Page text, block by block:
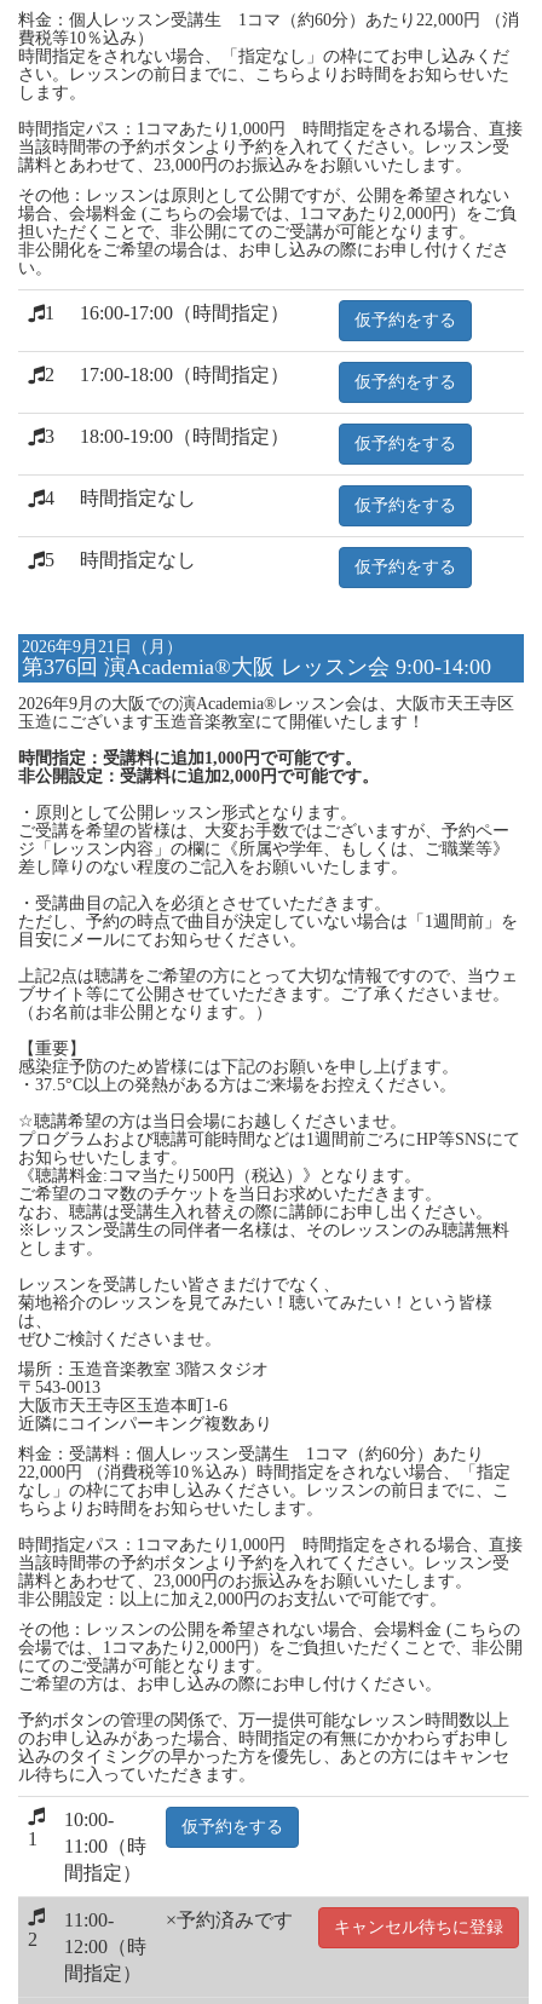
料金：個人レッスン受講生 1コマ（約60分）あたり22,000円 （消
費税等10％込み）
時間指定をされない場合、「指定なし」の枠にてお申し込みくだ
さい。レッスンの前日までに、こちらよりお時間をお知らせいた
します。
時間指定パス：1コマあたり1,000円 時間指定をされる場合、直接
当該時間帯の予約ボタンより予約を入れてください。レッスン受
講料とあわせて、23,000円のお振込みをお願いいたします。
その他：レッスンは原則として公開ですが、公開を希望されない
場合、会場料金 (こちらの会場では、1コマあたり2,000円）をご負
担いただくことで、非公開にてのご受講が可能となります。
非公開化をご希望の場合は、お申し込みの際にお申し付けくださ
い。
1 16:00-17:00（時間指定） 仮予約をする
2 17:00-18:00（時間指定） 仮予約をする
3 18:00-19:00（時間指定） 仮予約をする
4 時間指定なし 仮予約をする
5 時間指定なし 仮予約をする
2026年9月21日（月）
第376回 演Academia®大阪 レッスン会 9:00-14:00
2026年9月の大阪での演Academia®レッスン会は、大阪市天王寺区
玉造にございます玉造音楽教室にて開催いたします！
時間指定：受講料に追加1,000円で可能です。
非公開設定：受講料に追加2,000円で可能です。
・原則として公開レッスン形式となります。
ご受講を希望の皆様は、大変お手数ではございますが、予約ペー
ジ「レッスン内容」の欄に《所属や学年、もしくは、ご職業等》
差し障りのない程度のご記入をお願いいたします。
・受講曲目の記入を必須とさせていただきます。
ただし、予約の時点で曲目が決定していない場合は「1週間前」を
目安にメールにてお知らせください。
上記2点は聴講をご希望の方にとって大切な情報ですので、当ウェ
ブサイト等にて公開させていただきます。ご了承くださいませ。
（お名前は非公開となります。）
【重要】
感染症予防のため皆様には下記のお願いを申し上げます。
・37.5°C以上の発熱がある方はご来場をお控えください。
☆聴講希望の方は当日会場にお越しくださいませ。
プログラムおよび聴講可能時間などは1週間前ごろにHP等SNSにて
お知らせいたします。
《聴講料金:コマ当たり500円（税込）》となります。
ご希望のコマ数のチケットを当日お求めいただきます。
なお、聴講は受講生入れ替えの際に講師にお申し出ください。
※レッスン受講生の同伴者一名様は、そのレッスンのみ聴講無料
とします。
レッスンを受講したい皆さまだけでなく、
菊地裕介のレッスンを見てみたい！聴いてみたい！という皆様
は、
ぜひご検討くださいませ。
場所：玉造音楽教室 3階スタジオ
〒543-0013
大阪市天王寺区玉造本町1-6
近隣にコインパーキング複数あり
料金：受講料：個人レッスン受講生 1コマ（約60分）あたり
22,000円 （消費税等10％込み）時間指定をされない場合、「指定
なし」の枠にてお申し込みください。レッスンの前日までに、こ
ちらよりお時間をお知らせいたします。
時間指定パス：1コマあたり1,000円 時間指定をされる場合、直接
当該時間帯の予約ボタンより予約を入れてください。レッスン受
講料とあわせて、23,000円のお振込みをお願いいたします。
非公開設定：以上に加え2,000円のお支払いで可能です。
その他：レッスンの公開を希望されない場合、会場料金 (こちらの
会場では、1コマあたり2,000円）をご負担いただくことで、非公開
にてのご受講が可能となります。
ご希望の方は、お申し込みの際にお申し付けください。
予約ボタンの管理の関係で、万一提供可能なレッスン時間数以上
のお申し込みがあった場合、時間指定の有無にかかわらずお申し
込みのタイミングの早かった方を優先し、あとの方にはキャンセ
ル待ちに入っていただきます。
1
10:00-
11:00（時
間指定）
仮予約をする
2
11:00-
12:00（時
間指定）
×予約済みです キャンセル待ちに登録